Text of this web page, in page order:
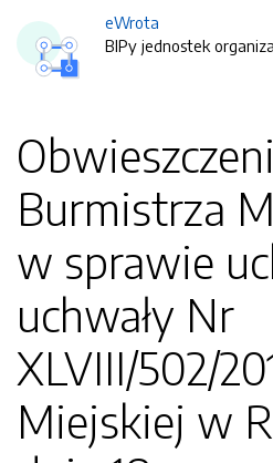
eWrota
BIPy jednostek
Burmistrza
w sprawie
uchwały Nr
XLVIII/502/
Miejskiej w